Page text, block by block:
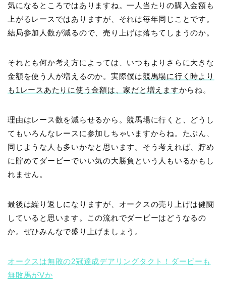
気になるところではありますね。一人当たりの購入金額も
上がるレースではありますが、それは毎年同じことです。
結局参加人数が減るので、売り上げは落ちてしまうのか。
それとも何か考え方によっては、いつもよりさらに大きな
金額を使う人が増えるのか。実際僕は競馬場に行く時より
も1レースあたりに使う金額は、家だと増えますからね。
理由はレース数を減らせるから。競馬場に行くと、どうし
てもいろんなレースに参加しちゃいますからね。たぶん、
同じような人も多いかなと思います。そう考えれば、貯め
に貯めてダービーでいい気の大勝負という人もいるかもし
れません。
最後は繰り返しになりますが、オークスの売り上げは健闘
していると思います。この流れでダービーはどうなるの
か。ぜひみんなで盛り上げましょう。
オークスは無敗の2冠達成デアリングタクト！ダービーも
無敗馬がVか